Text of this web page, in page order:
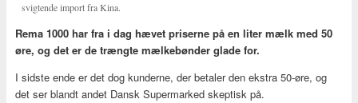
svigtende import fra Kina.
Rema 1000 har fra i dag hævet priserne på en liter mælk med 50
øre, og det er de trængte mælkebønder glade for.
I sidste ende er det dog kunderne, der betaler den ekstra 50-øre, og
det ser blandt andet Dansk Supermarked skeptisk på.